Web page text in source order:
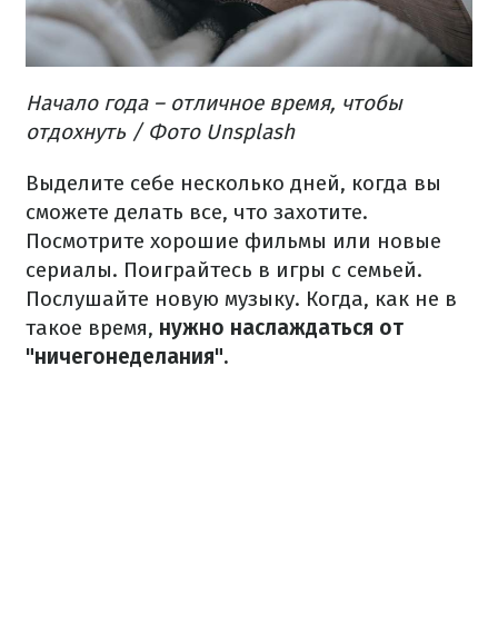
Начало года – отличное время, чтобы
отдохнуть / Фото Unsplash
Выделите себе несколько дней, когда вы
сможете делать все, что захотите.
Посмотрите хорошие фильмы или новые
сериалы. Поиграйтесь в игры с семьей.
Послушайте новую музыку. Когда, как не в
такое время, нужно наслаждаться от
"ничегонеделания".​